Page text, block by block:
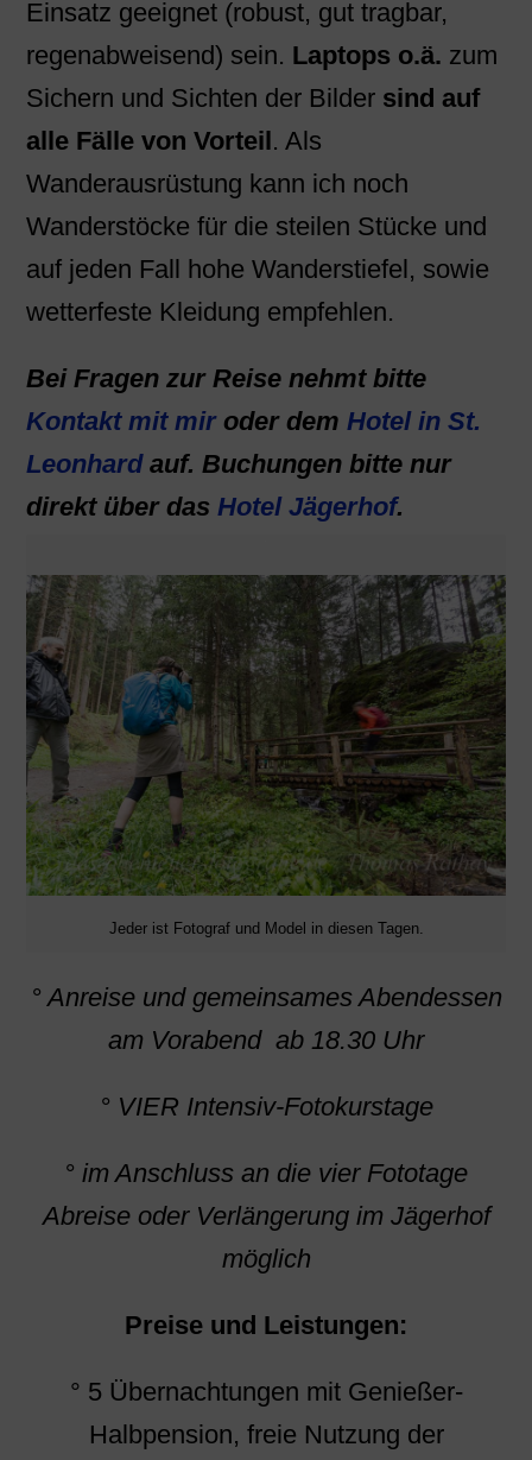
Einsatz geeignet (robust, gut tragbar,
regenabweisend) sein. Laptops o.ä. zum
Sichern und Sichten der Bilder sind auf
alle Fälle von Vorteil. Als
Wanderausrüstung kann ich noch
Wanderstöcke für die steilen Stücke und
auf jeden Fall hohe Wanderstiefel, sowie
wetterfeste Kleidung empfehlen.
Bei Fragen zur Reise nehmt bitte
Kontakt mit miroder dem Hotel in St.
Leonhardauf. Buchungen bitte nur
direkt über das Hotel Jägerhof.
Jeder ist Fotograf und Model in diesen Tagen.
° Anreise und gemeinsames Abendessen
am Vorabend ab 18.30 Uhr
° VIER Intensiv-Fotokurstage
° im Anschluss an die vier Fototage
Abreise oder Verlängerung im Jägerhof
möglich
Preise und Leistungen:
° 5 Übernachtungen mit Genießer-
Halbpension, freie Nutzung der